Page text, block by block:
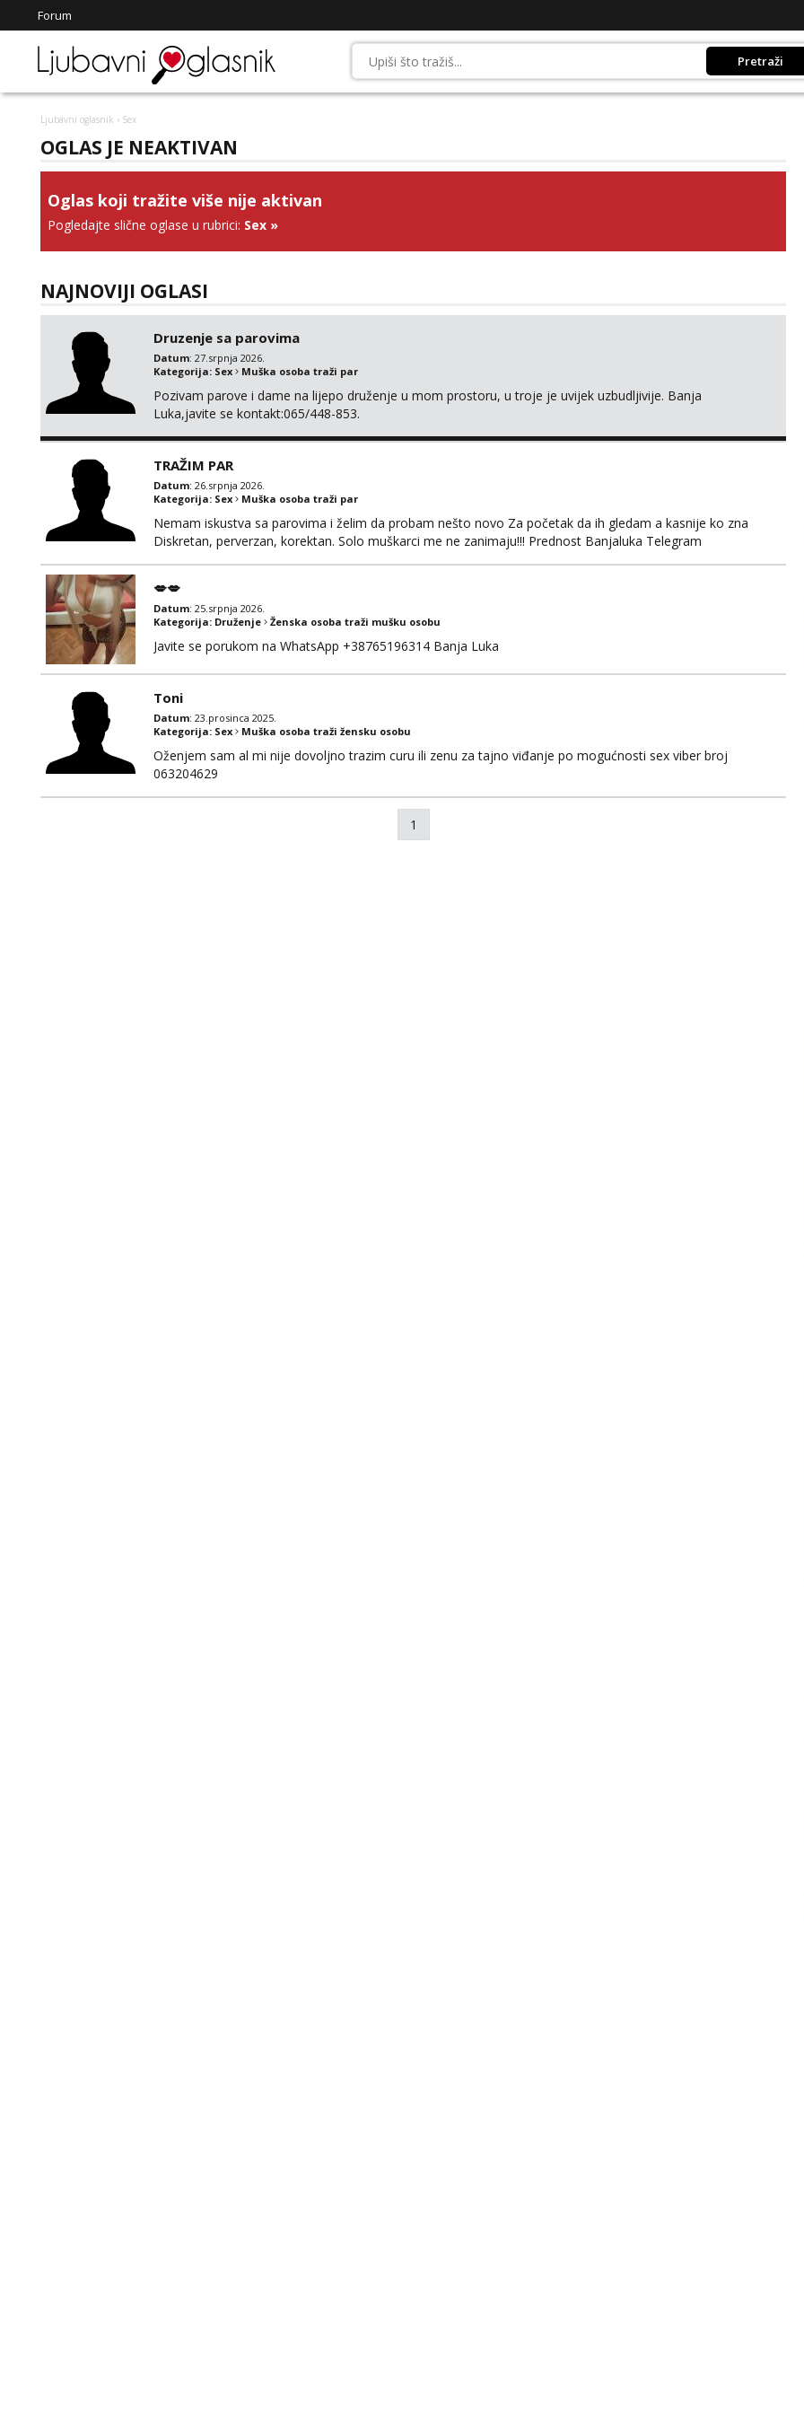
Forum
Pretraži
Ljubavni oglasnik › Sex
OGLAS JE NEAKTIVAN
Oglas koji tražite više nije aktivan
Pogledajte slične oglase u rubrici: Sex »
NAJNOVIJI OGLASI
Druzenje sa parovima
Datum: 27.srpnja 2026.
Kategorija: Sex Muška osoba traži par
Pozivam parove i dame na lijepo druženje u mom prostoru, u troje je uvijek uzbudljivije. Banja
Luka,javite se kontakt:065/448-853.
TRAŽIM PAR
Datum: 26.srpnja 2026.
Kategorija: Sex Muška osoba traži par
Nemam iskustva sa parovima i želim da probam nešto novo Za početak da ih gledam a kasnije ko zna
Diskretan, perverzan, korektan. Solo muškarci me ne zanimaju!!! Prednost Banjaluka Telegram
💋💋
Datum: 25.srpnja 2026.
Kategorija: Druženje Ženska osoba traži mušku osobu
Javite se porukom na WhatsApp +38765196314 Banja Luka
Toni
Datum: 23.prosinca 2025.
Kategorija: Sex Muška osoba traži žensku osobu
Oženjem sam al mi nije dovoljno trazim curu ili zenu za tajno viđanje po mogućnosti sex viber broj
063204629
1